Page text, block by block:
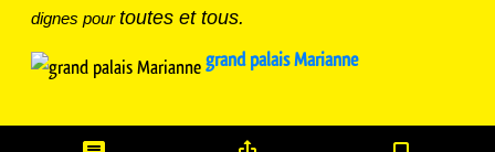
dignes pourtoutes et tous.
grand palais Marianne